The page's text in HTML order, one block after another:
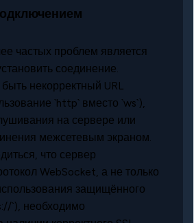
частых проблем является
соединение.
некорректный URL
`http` вместо `ws`),
на сервере или
межсетевым экраном.
что сервер
WebSocket, а не только
защищённого
`), необходимо